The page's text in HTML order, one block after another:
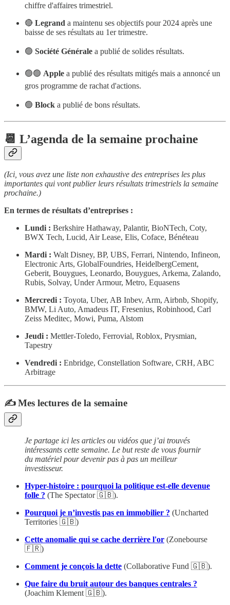
chiffre d'affaires trimestriel.
🔴 Legrand a maintenu ses objectifs pour 2024 après une
baisse de ses résultats au 1er trimestre.
🟢 Société Générale a publié de solides résultats.
🟢🟢 Apple a publié des résultats mitigés mais a annoncé un
gros programme de rachat d'actions.
🟢 Block a publié de bons résultats.
📆 L’agenda de la semaine prochaine
(Ici, vous avez une liste non exhaustive des entreprises les plus
importantes qui vont publier leurs résultats trimestriels la semaine
prochaine.)
En termes de résultats d’entreprises :
Lundi : Berkshire Hathaway, Palantir, BioNTech, Coty,
BWX Tech, Lucid, Air Lease, Elis, Coface, Bénéteau
Mardi : Walt Disney, BP, UBS, Ferrari, Nintendo, Infineon,
Electronic Arts, GlobalFoundries, HeidelbergCement,
Geberit, Bouygues, Leonardo, Bouygues, Arkema, Zalando,
Rubis, Solvay, Under Armour, Metro, Equasens
Mercredi : Toyota, Uber, AB Inbev, Arm, Airbnb, Shopify,
BMW, Li Auto, Amadeus IT, Fresenius, Robinhood, Carl
Zeiss Meditec, Mowi, Puma, Alstom
Jeudi : Mettler-Toledo, Ferrovial, Roblox, Prysmian,
Tapestry
Vendredi : Enbridge, Constellation Software, CRH, ABC
Arbitrage
✍️ Mes lectures de la semaine
Je partage ici les articles ou vidéos que j’ai trouvés
intéressants cette semaine. Le but reste de vous fournir
du matériel pour devenir pas à pas un meilleur
investisseur.
Hyper-histoire : pourquoi la politique est-elle devenue
folle ? (The Spectator 🇬🇧).
Pourquoi je n’investis pas en immobilier ? (Uncharted
Territories 🇬🇧)
Cette anomalie qui se cache derrière l'or (Zonebourse
🇫🇷)
Comment je conçois la dette (Collaborative Fund 🇬🇧).
Que faire du bruit autour des banques centrales ?
(Joachim Klement 🇬🇧).